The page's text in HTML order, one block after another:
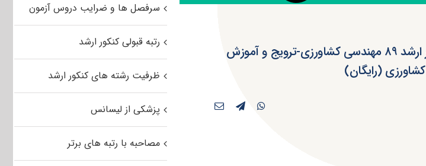
دانلود سوالات و کلید کنکور ارشد ۸۹ مهندسی کشاورزی-ترویج و آموزش
کشاورزی (رایگان)
سرفصل ها و ضرایب دروس آزمون
رتبه قبولی کنکور ارشد
ظرفیت رشته های کنکور ارشد
پزشکی از لیسانس
مصاحبه با رتبه های برتر